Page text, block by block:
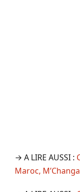
→ A LIRE AUSSI :
Maroc,